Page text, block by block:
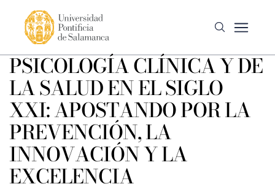
PSICOLOGÍA CLÍNICA Y DE
LA SALUD EN EL SIGLO
XXI: APOSTANDO POR LA
PREVENCIÓN, LA
INNOVACIÓN Y LA
EXCELENCIA